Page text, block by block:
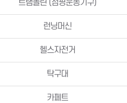
트램폴린 (점핑운동기구)
런닝머신
헬스자전거
탁구대
카페트